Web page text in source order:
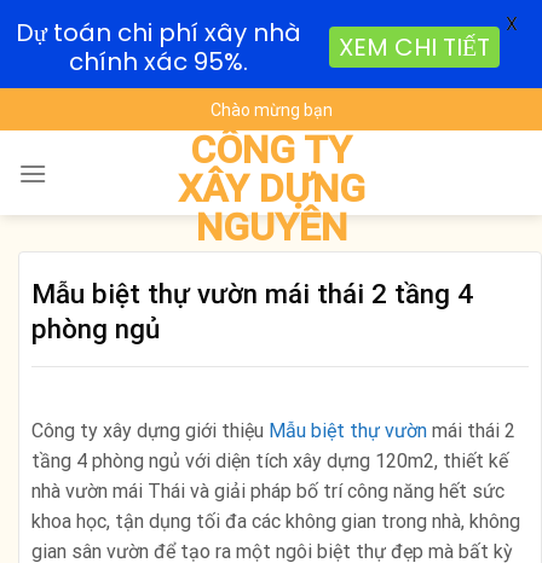
to
content
Chào mừng bạn
CÔNG TY
XÂY DỰNG
NGUYÊN
Mẫu biệt thự vườn mái thái 2 tầng 4
phòng ngủ
Công ty xây dựng giới thiệu Mẫu biệt thự vườn mái thái 2
tầng 4 phòng ngủ với diện tích xây dựng 120m2, thiết kế
nhà vườn mái Thái và giải pháp bố trí công năng hết sức
khoa học, tận dụng tối đa các không gian trong nhà, không
gian sân vườn để tạo ra một ngôi biệt thự đẹp mà bất kỳ
Dự toán chi phí xây nhà
chính xác 95%.
XEM CHI TIẾT
X